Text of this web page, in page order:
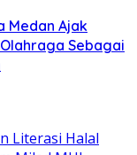
Medan Ajak
Sebagai